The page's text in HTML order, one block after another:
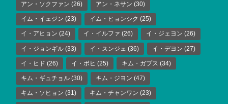
アン・ソクファン (26) アン・ネサン (30)
イム・イェジン (23) イム・ヒョンシク (25)
イ・アヒョン (24) イ・イルファ (26) イ・ジェヨン (26)
イ・ジョンギル (33) イ・スンジェ (36) イ・デヨン (27)
イ・ヒド (26) イ・ボヒ (25) キム・ガプス (34)
キム・ギュチョル (30) キム・ジヨン (47)
キム・ソヒョン (31) キム・チャンワン (23)